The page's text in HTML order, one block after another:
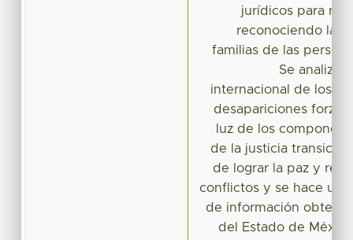
jurídicos para
reconociendo la
familias de las
Se analiza
internacional de los
desapariciones
luz de los
de la justicia
de lograr la paz y
conflictos y se hace un
de información
del Estado de